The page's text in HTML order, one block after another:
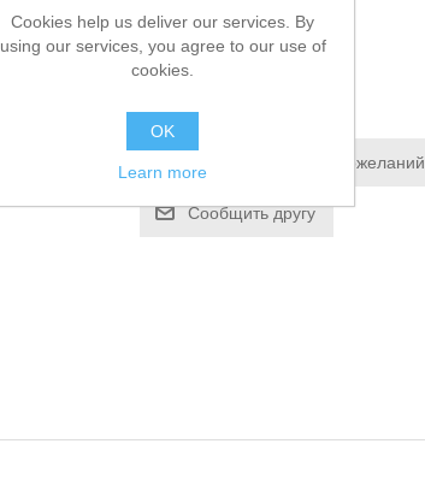
1 450,00 ₽
Добавить в список пожеланий
Сообщить другу
Cookies help us deliver our services. By
using our services, you agree to our use of
cookies.
OK
Learn more